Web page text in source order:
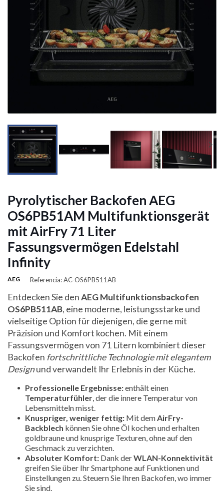
 
Pyrolytischer Backofen AEG
OS6PB51AM Multifunktionsgerät
mit AirFry 71 Liter
Fassungsvermögen Edelstahl
Infinity
AEG Referencia: AC-OS6PB511AB
Entdecken Sie denAEG Multifunktionsbackofen
OS6PB511AB, eine moderne, leistungsstarke und
vielseitige Option für diejenigen, die gerne mit
Präzision und Komfort kochen. Mit einem
Fassungsvermögen von 71 Litern kombiniert dieser
Backofen fortschrittliche Technologie mit elegantem
Designund verwandelt Ihr Erlebnis in der Küche.
Professionelle Ergebnisse:enthält einen
Temperaturfühler , der die innere Temperatur von
Lebensmitteln misst.
Knuspriger, weniger fettig: Mit dem AirFry-
Backblech können Sie ohne Öl kochen und erhalten
goldbraune und knusprige Texturen, ohne auf den
Geschmack zu verzichten.
Absoluter Komfort: Dank derWLAN-Konnektivität
greifen Sie über Ihr Smartphone auf Funktionen und
Einstellungen zu. Steuern Sie Ihren Backofen, wo immer
Sie sind.